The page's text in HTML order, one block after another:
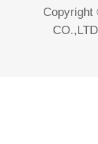
Copyright